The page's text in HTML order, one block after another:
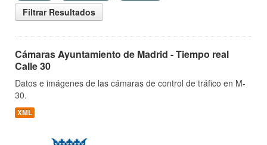
Filtrar Resultados
Cámaras Ayuntamiento de Madrid - Tiempo real
Calle 30
Datos e imágenes de las cámaras de control de tráfico en M-
30.
XML